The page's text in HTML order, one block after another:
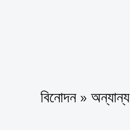
বিনোদন » অন্যান্য